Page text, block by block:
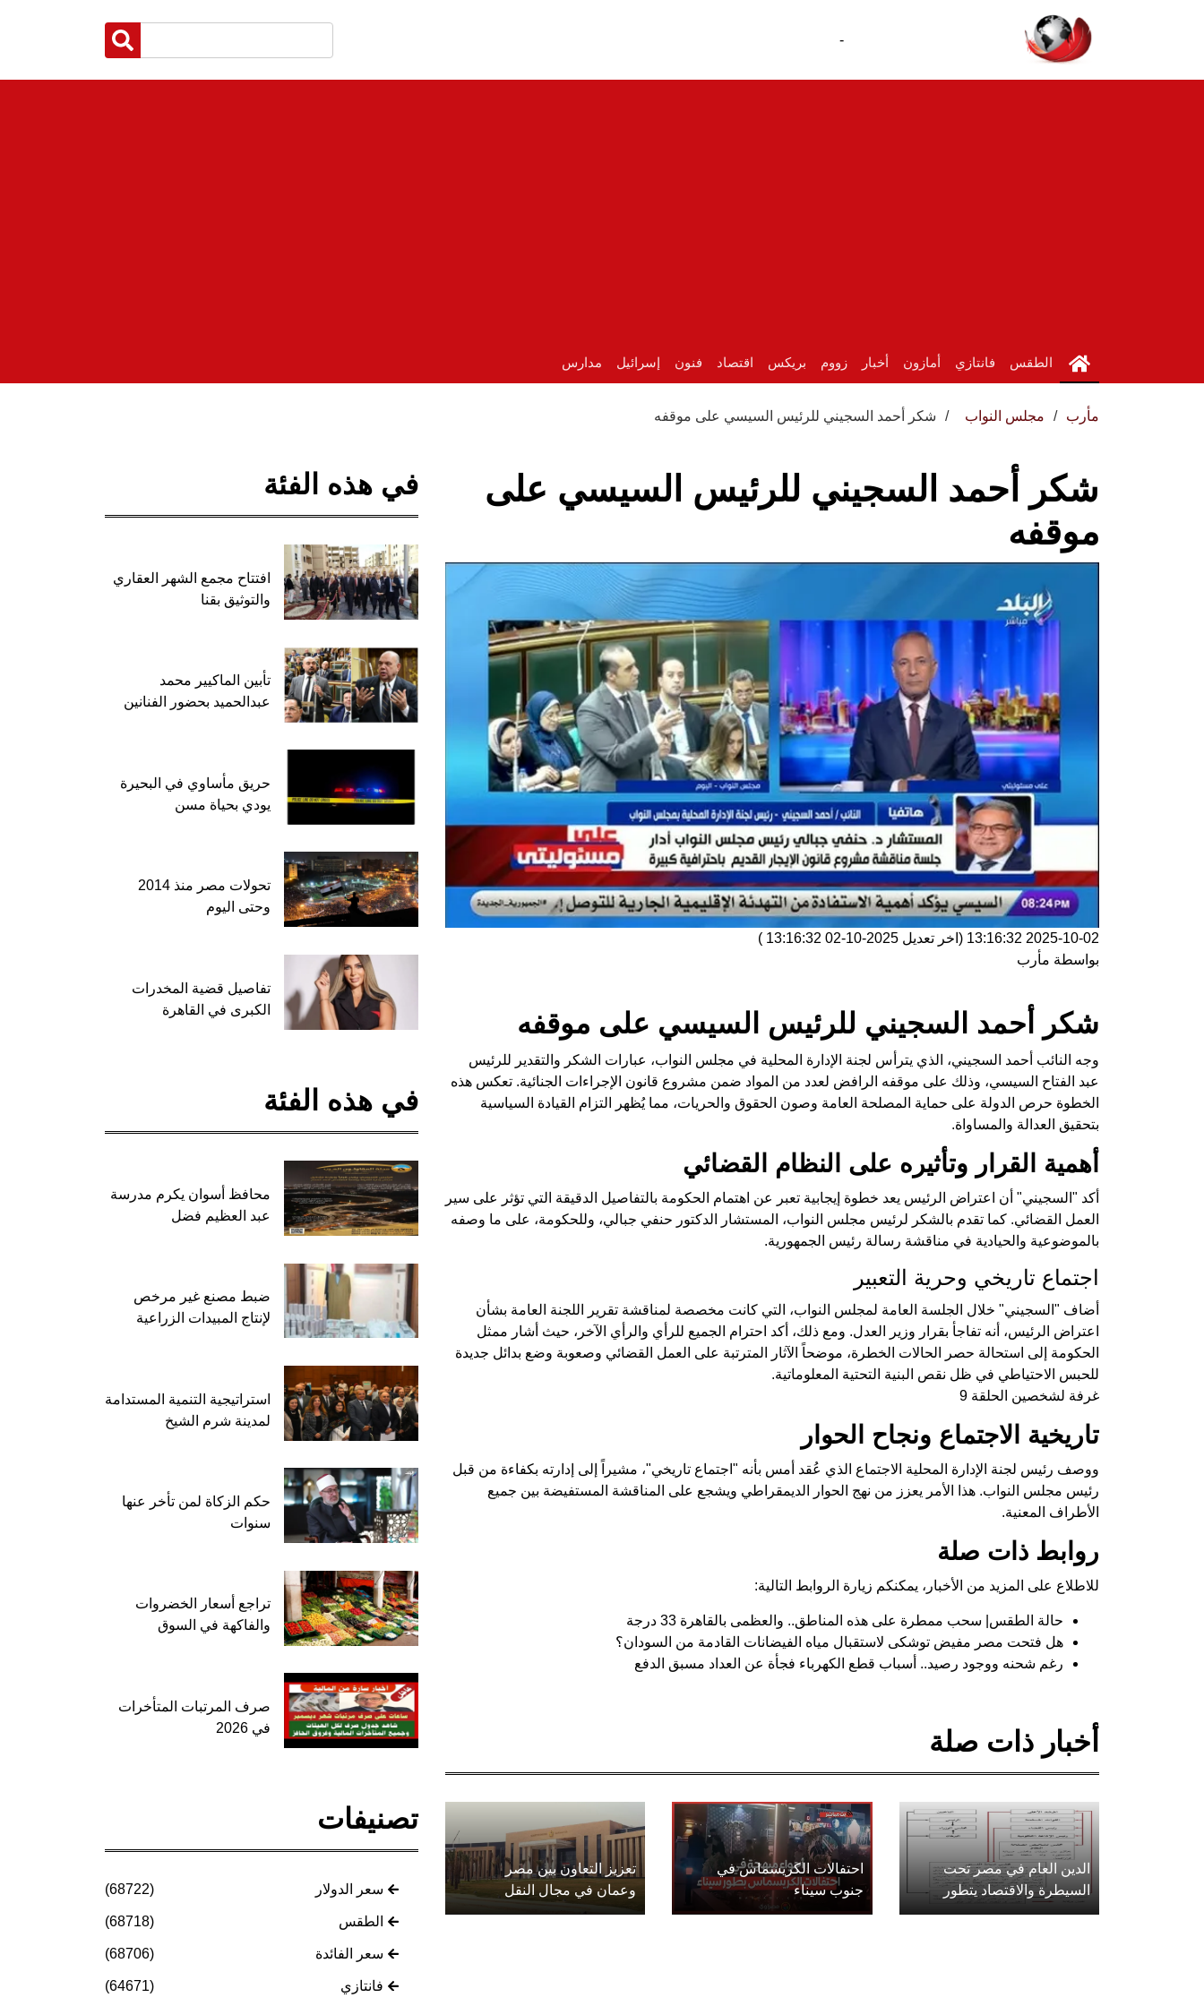
-
الطقس فانتازي أمازون أخبار زووم بريكس اقتصاد فنون إسرائيل مدارس
مأرب مجلس النواب شكر أحمد السجيني للرئيس السيسي على موقفه
شكر أحمد السجيني للرئيس السيسي على
موقفه
2025-10-02 13:16:32 (اخر تعديل 2025-10-02 13:16:32
)
بواسطة مأرب
شكر أحمد السجيني للرئيس السيسي على موقفه
وجه النائب أحمد السجيني، الذي يترأس لجنة الإدارة المحلية في مجلس النواب، عبارات الشكر والتقدير للرئيس
عبد الفتاح السيسي، وذلك على موقفه الرافض لعدد من المواد ضمن مشروع قانون الإجراءات الجنائية. تعكس هذه
الخطوة حرص الدولة على حماية المصلحة العامة وصون الحقوق والحريات، مما يُظهر التزام القيادة السياسية
بتحقيق العدالة والمساواة.
أهمية القرار وتأثيره على النظام القضائي
أكد "السجيني" أن اعتراض الرئيس يعد خطوة إيجابية تعبر عن اهتمام الحكومة بالتفاصيل الدقيقة التي تؤثر على سير
العمل القضائي. كما تقدم بالشكر لرئيس مجلس النواب، المستشار الدكتور حنفي جبالي، وللحكومة، على ما وصفه
بالموضوعية والحيادية في مناقشة رسالة رئيس الجمهورية.
اجتماع تاريخي وحرية التعبير
أضاف "السجيني" خلال الجلسة العامة لمجلس النواب، التي كانت مخصصة لمناقشة تقرير اللجنة العامة بشأن
اعتراض الرئيس، أنه تفاجأ بقرار وزير العدل. ومع ذلك، أكد احترام الجميع للرأي والرأي الآخر، حيث أشار ممثل
الحكومة إلى استحالة حصر الحالات الخطرة، موضحاً الآثار المترتبة على العمل القضائي وصعوبة وضع بدائل جديدة
للحبس الاحتياطي في ظل نقص البنية التحتية المعلوماتية.
غرفة لشخصين الحلقة 9
تاريخية الاجتماع ونجاح الحوار
ووصف رئيس لجنة الإدارة المحلية الاجتماع الذي عُقد أمس بأنه "اجتماع تاريخي"، مشيراً إلى إدارته بكفاءة من قبل
رئيس مجلس النواب. هذا الأمر يعزز من نهج الحوار الديمقراطي ويشجع على المناقشة المستفيضة بين جميع
الأطراف المعنية.
روابط ذات صلة
للاطلاع على المزيد من الأخبار، يمكنكم زيارة الروابط التالية:
حالة الطقس| سحب ممطرة على هذه المناطق.. والعظمى بالقاهرة 33 درجة
هل فتحت مصر مفيض توشكى لاستقبال مياه الفيضانات القادمة من السودان؟
رغم شحنه ووجود رصيد.. أسباب قطع الكهرباء فجأة عن العداد مسبق الدفع
أخبار ذات صلة
الدين العام في مصر تحت
السيطرة والاقتصاد يتطور
احتفالات الكريسماس في
جنوب سيناء
تعزيز التعاون بين مصر
وعمان في مجال النقل
في هذه الفئة
افتتاح مجمع الشهر العقاري
والتوثيق بقنا
تأبين الماكيير محمد
عبدالحميد بحضور الفنانين
حريق مأساوي في البحيرة
يودي بحياة مسن
تحولات مصر منذ 2014
وحتى اليوم
تفاصيل قضية المخدرات
الكبرى في القاهرة
في هذه الفئة
محافظ أسوان يكرم مدرسة
عبد العظيم فضل
ضبط مصنع غير مرخص
لإنتاج المبيدات الزراعية
استراتيجية التنمية المستدامة
لمدينة شرم الشيخ
حكم الزكاة لمن تأخر عنها
سنوات
تراجع أسعار الخضروات
والفاكهة في السوق
صرف المرتبات المتأخرات
في 2026
تصنيفات
سعر الدولار (68722)
الطقس (68718)
سعر الفائدة (68706)
فانتازي (64671)